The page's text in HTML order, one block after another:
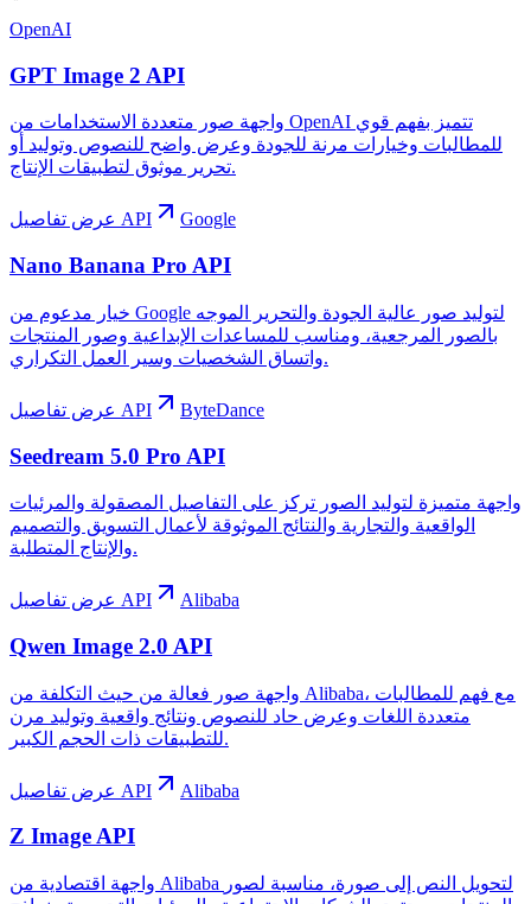
OpenAI
GPT Image 2 API
واجهة صور متعددة الاستخدامات من OpenAI تتميز بفهم قوي
للمطالبات وخيارات مرنة للجودة وعرض واضح للنصوص وتوليد أو
تحرير موثوق لتطبيقات الإنتاج.
عرض تفاصيل API Google
Nano Banana Pro API
خيار مدعوم من Google لتوليد صور عالية الجودة والتحرير الموجه
بالصور المرجعية، ومناسب للمساعدات الإبداعية وصور المنتجات
واتساق الشخصيات وسير العمل التكراري.
عرض تفاصيل API ByteDance
Seedream 5.0 Pro API
واجهة متميزة لتوليد الصور تركز على التفاصيل المصقولة والمرئيات
الواقعية والتجارية والنتائج الموثوقة لأعمال التسويق والتصميم
والإنتاج المتطلبة.
عرض تفاصيل API Alibaba
Qwen Image 2.0 API
واجهة صور فعالة من حيث التكلفة من Alibaba، مع فهم للمطالبات
متعددة اللغات وعرض حاد للنصوص ونتائج واقعية وتوليد مرن
للتطبيقات ذات الحجم الكبير.
عرض تفاصيل API Alibaba
Z Image API
واجهة اقتصادية من Alibaba لتحويل النص إلى صورة، مناسبة لصور